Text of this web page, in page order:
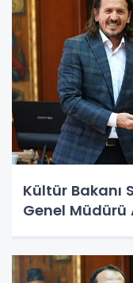
Kültür Bakanı
Genel Müdürü